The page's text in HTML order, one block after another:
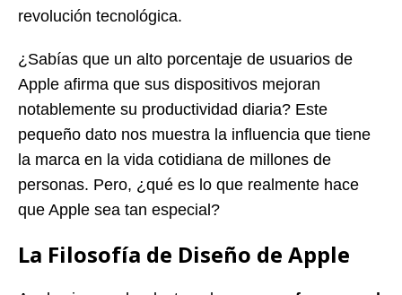
revolución tecnológica.
¿Sabías que un alto porcentaje de usuarios de
Apple afirma que sus dispositivos mejoran
notablemente su productividad diaria? Este
pequeño dato nos muestra la influencia que tiene
la marca en la vida cotidiana de millones de
personas. Pero, ¿qué es lo que realmente hace
que Apple sea tan especial?
La Filosofía de Diseño de Apple